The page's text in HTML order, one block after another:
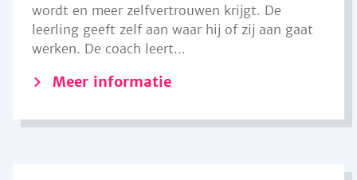
wordt en meer zelfvertrouwen krijgt. De
leerling geeft zelf aan waar hij of zij aan gaat
werken. De coach leert...
Meer informatie